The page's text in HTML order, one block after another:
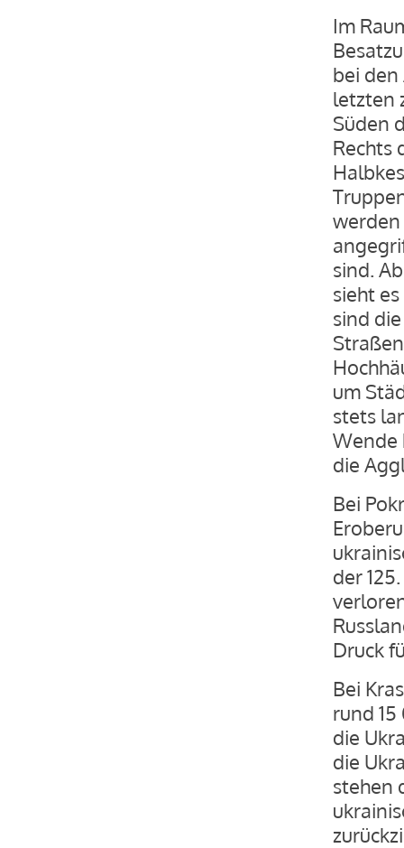
Im
bei
letzten
Süden
Rechts
sind.
sieht
sind
um
stets
Wende
die
Bei
der
Druck
Bei
rund
die
die
stehen